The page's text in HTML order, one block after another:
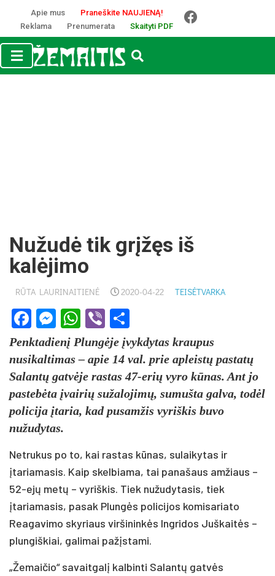
Apie mus
Praneškite NAUJIENĄ!
Reklama
Prenumerata Skaityti PDF
Nužudė tik grįžęs iš
kalėjimo
RŪTA LAURINAITIENĖ 2020-04-22 TEISĖTVARKA
Facebook
Messenger
WhatsApp
Viber
Penktadienį Plungėje įvykdytas kraupus
nusikaltimas – apie 14 val. prie apleistų pastatų
Salantų gatvėje rastas 47-erių vyro kūnas. Ant jo
pastebėta įvairių sužalojimų, sumušta galva, todėl
policija įtaria, kad pusamžis vyriškis buvo
nužudytas.
Netrukus po to, kai rastas kūnas, sulaikytas ir
įtariamasis. Kaip skelbiama, tai panašaus amžiaus –
52-ejų metų – vyriškis. Tiek nužudytasis, tiek
įtariamasis, pasak Plungės policijos komisariato
Reagavimo skyriaus viršininkės Ingridos Juškaitės –
plungiškiai, galimai pažįstami.
„Žemaičio“ savaitgalį kalbinti Salantų gatvės